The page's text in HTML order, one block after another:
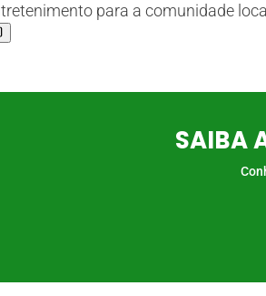
para a comunidade
SAIBA